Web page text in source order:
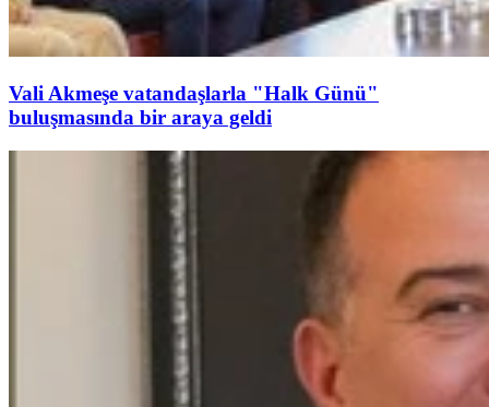
Vali Akmeşe vatandaşlarla "Halk Günü"
buluşmasında bir araya geldi